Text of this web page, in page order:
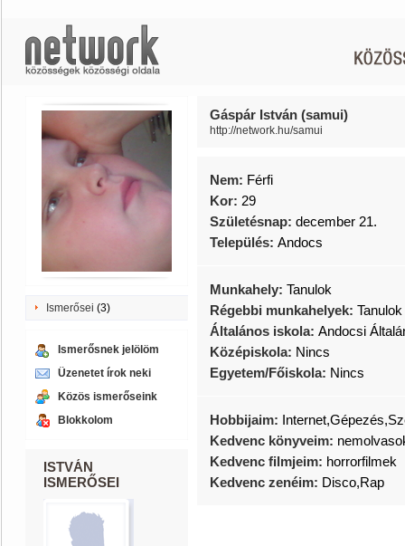
Ismerősei (3)
Ismerősnek jelölöm
Üzenetet írok neki
Közös ismerőseink
Blokkolom
ISTVÁN
ISMERŐSEI
Gáspár István (samui)
http://network.hu/samui
Nem: Férfi
Kor: 29
Születésnap: december 21.
Település: Andocs
Munkahely: Tanulok
Régebbi munkahelyek: Tanulok
Általános iskola: Andocsi
Középiskola: Nincs
Egyetem/Főiskola: Nincs
Hobbijaim:
Kedvenc könyveim:
Kedvenc filmjeim: horrorfilmek
Kedvenc zenéim: Disco,Rap